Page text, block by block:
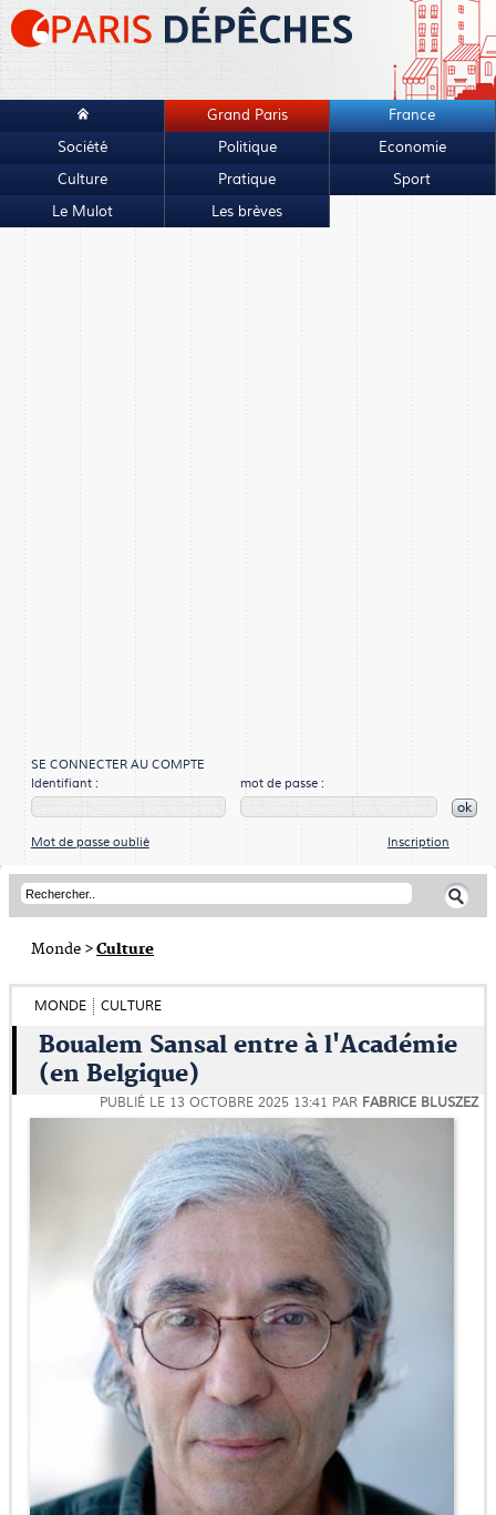
Grand Paris
France
Société
Politique
Economie
Culture
Pratique
Sport
Le Mulot
Les brèves
SE CONNECTER AU COMPTE
Identifiant :
mot de passe :
ok
Mot de passe oublié Inscription
Monde >Culture
MONDE CULTURE
Boualem Sansal entre à l'Académie
(en Belgique)
PUBLIÉ LE 13 OCTOBRE 2025 13:41 PAR FABRICE BLUSZEZ